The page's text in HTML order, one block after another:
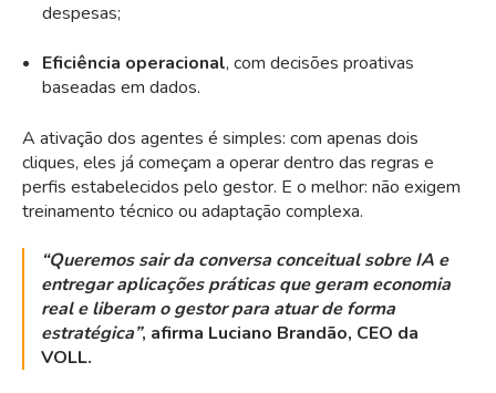
despesas;
Eficiência operacional, com decisões proativas
baseadas em dados.
A ativação dos agentes é simples: com apenas dois
cliques, eles já começam a operar dentro das regras e
perfis estabelecidos pelo gestor. E o melhor: não exigem
treinamento técnico ou adaptação complexa.
“Queremos sair da conversa conceitual sobre IA e
entregar aplicações práticas que geram economia
real e liberam o gestor para atuar de forma
estratégica”, afirma Luciano Brandão, CEO da
VOLL.